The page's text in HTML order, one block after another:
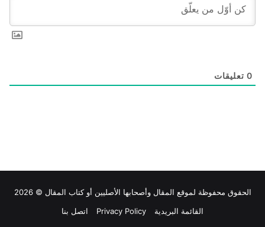
0 تعليقات
الحقوق محفوظة لموقع المقال وأصحابها الأصليين أو كتاب المقال © 2026
القائمة البريدية
Privacy Policy اتصل بنا